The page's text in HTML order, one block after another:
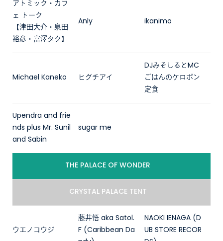
アトミック・カフ
ェ トーク
【津田大介・泉田
裕彦・富澤タク】
Anly ikanimo
Michael Kaneko ヒグチアイ
DJみそしるとMC
ごはんのケロポン
定食
Upendra and frie
nds plus Mr. Sunil
and Sabin
sugar me
THE PALACE OF WONDER
CRYSTAL PALACE TENT
ウエノコウジ
藤井悟 aka Satol.
F (Caribbean Da
NAOKI IENAGA (D
UB STORE RECOR